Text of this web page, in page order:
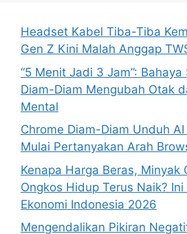
Headset Kabel Tiba-Tiba
Gen Z Kini Malah Anggap
“5 Menit Jadi 3 Jam”:
Diam-Diam Mengubah Otak
Mental
Chrome Diam-Diam Unduh
Mulai Pertanyakan Arah
Kenapa Harga Beras, Minyak
Ongkos Hidup Terus Naik?
Ekonomi Indonesia 2026
Mengendalikan Pikiran